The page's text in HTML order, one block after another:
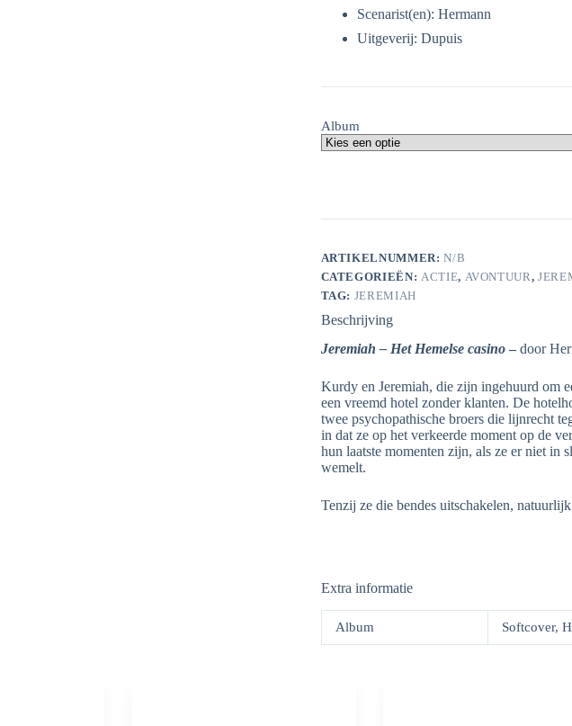
Scenarist(en): Hermann
Uitgeverij: Dupuis
Album
ARTIKELNUMMER:N/B
CATEGORIEËN: ACTIE, AVONTUUR,
TAG: JEREMIAH
Beschrijving
Jeremiah – Het Hemelse casino– door
Kurdy en Jeremiah, die zijn ingehuurd om
een vreemd hotel zonder klanten. De
twee psychopathische broers die lijnrecht
in dat ze op het verkeerde moment op de
hun laatste momenten zijn, als ze er niet in
wemelt.
Tenzij ze die bendes uitschakelen,
Extra informatie
Album Softcover,